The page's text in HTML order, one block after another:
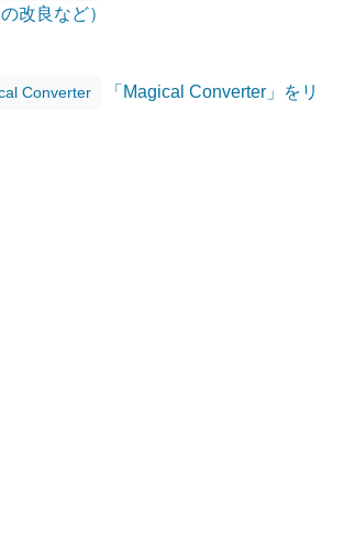
改良など）
Converter
「Magical Converter」をリ